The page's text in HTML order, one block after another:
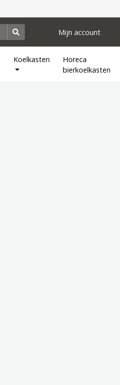
Mijn account
Koelkasten
Horeca
bierkoelkasten